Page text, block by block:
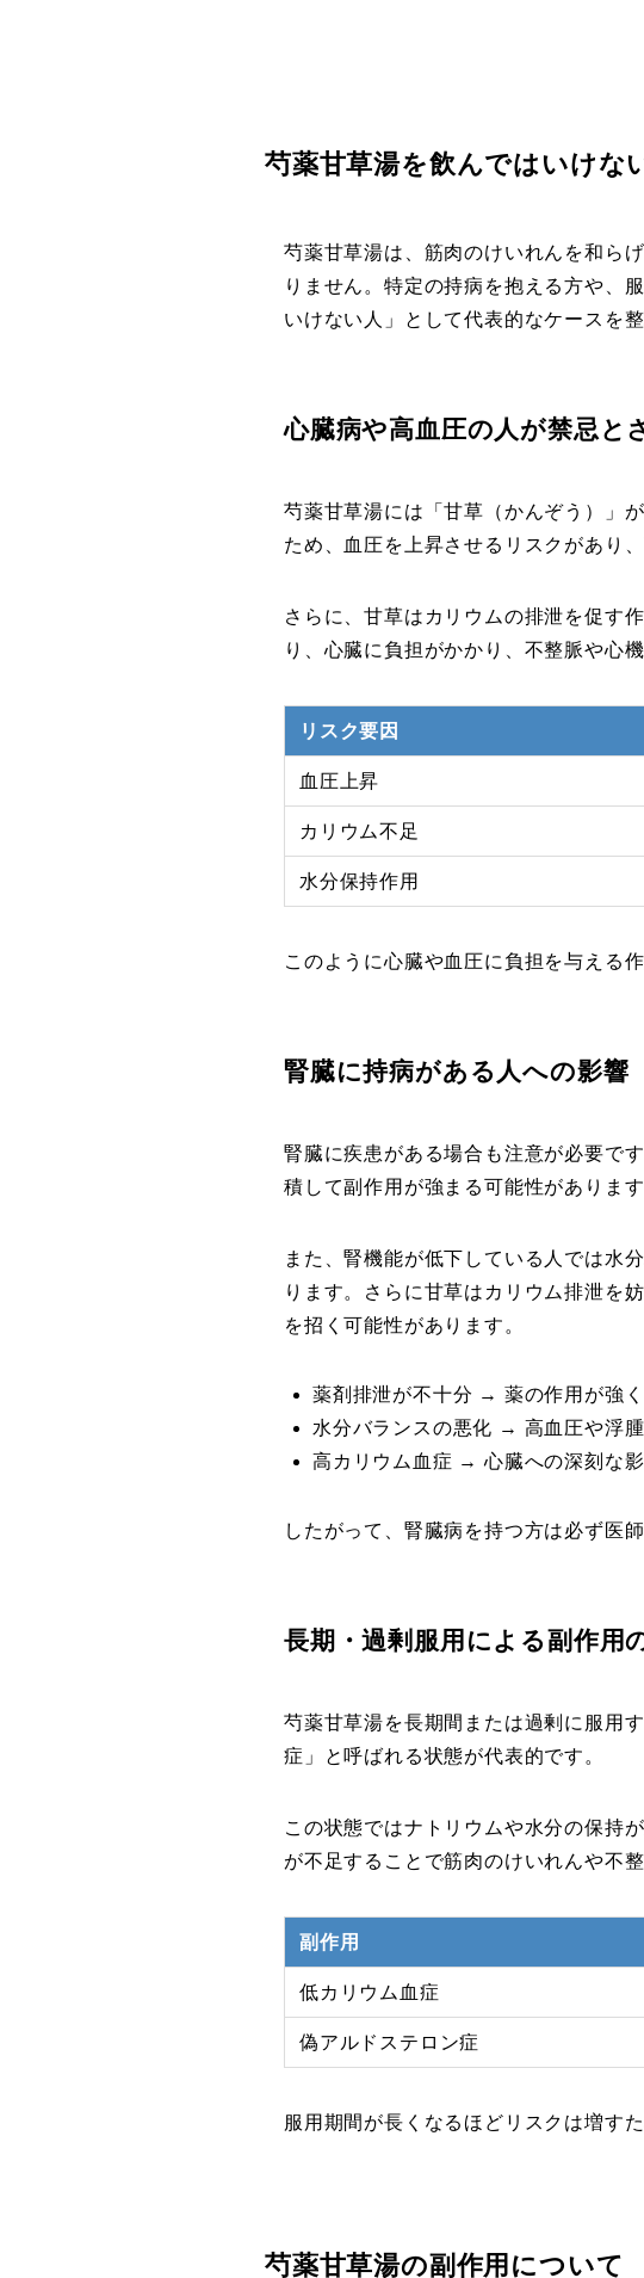
芍薬甘草湯を飲んではいけな
芍薬甘草湯は、筋肉のけいれんを和ら
りません。特定の持病を抱える方や、
いけない人」として代表的なケースを
心臓病や高血圧の人が禁忌と
芍薬甘草湯には「甘草（かんぞう）」
ため、血圧を上昇させるリスクがあり
さらに、甘草はカリウムの排泄を促す
り、心臓に負担がかかり、不整脈や心
リスク要因
血圧上昇
カリウム不足
水分保持作用
このように心臓や血圧に負担を与える
腎臓に持病がある人への影響
腎臓に疾患がある場合も注意が必要で
積して副作用が強まる可能性があります
また、腎機能が低下している人では水
ります。さらに甘草はカリウム排泄を
を招く可能性があります。
薬剤排泄が不十分 → 薬の作用が強
水分バランスの悪化 → 高血圧や浮
高カリウム血症 → 心臓への深刻な
したがって、腎臓病を持つ方は必ず医
長期・過剰服用による副作用
芍薬甘草湯を長期間または過剰に服用
症」と呼ばれる状態が代表的です。
この状態ではナトリウムや水分の保持
が不足することで筋肉のけいれんや不
副作用
低カリウム血症
偽アルドステロン症
服用期間が長くなるほどリスクは増す
芍薬甘草湯の副作用について